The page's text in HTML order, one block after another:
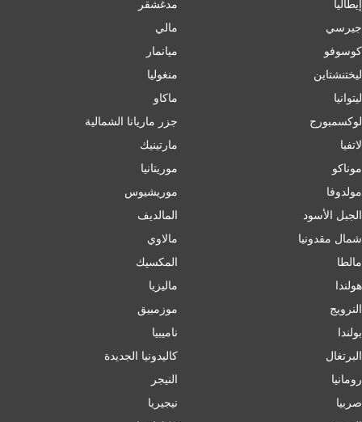
إﯾﻄﺎﻟﯿﺎ
جيرسي
كوسوفو
ليختنشتاين
ليتوانيا
لوكسمبورج
لاتفيا
موناكو
مولدوفا
الجبل الأسود
شمال مقدونيا
مالطا
هولندا
النرويج
بولندا
البرتغال
رومانيا
صربيا
مدغشقر
مالي
ميانمار
منغوليا
ماكاو
جزر ماريانا الشمالية
مارتينيك
موريتانيا
موريشيوس
المالديف
مالاوي
المكسيك
ماليزيا
موزمبيق
ناميبيا
كاليدونيا الجديدة
النيجر
نيجيريا